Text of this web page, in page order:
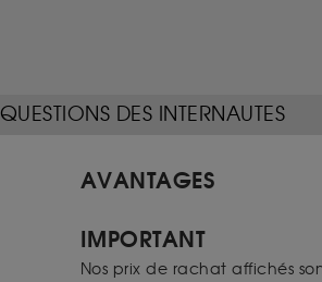
QUESTIONS DES INTERNAUTES
AVANTAGES
IMPORTANT
Nos prix de rachat affichés